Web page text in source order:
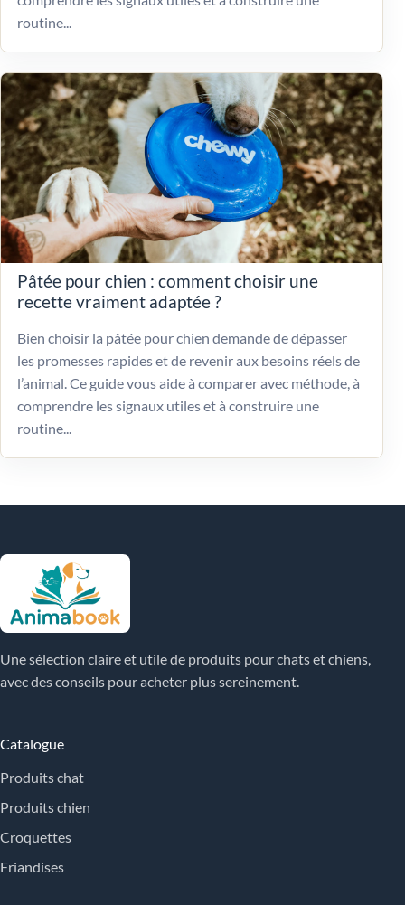
routine...
Pâtée pour chien : comment choisir une
recette vraiment adaptée ?
Bien choisir la pâtée pour chien demande de dépasser
les promesses rapides et de revenir aux besoins réels de
l’animal. Ce guide vous aide à comparer avec méthode, à
comprendre les signaux utiles et à construire une
routine...
Une sélection claire et utile de produits pour chats et chiens,
avec des conseils pour acheter plus sereinement.
Catalogue
Produits chat
Produits chien
Croquettes
Friandises